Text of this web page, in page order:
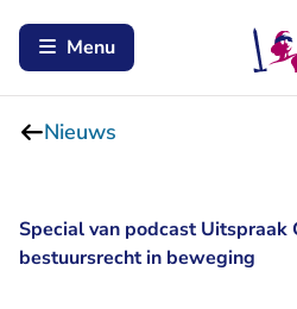
Menu
Nieuws
Special van podcast Uitspraak
bestuursrecht in beweging